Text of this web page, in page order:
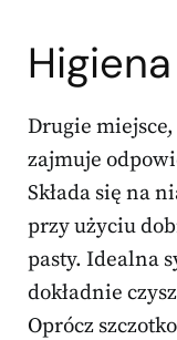
Drugie
zajmuje
Składa się na
przy użyciu
pasty. Idealna
dokładnie
Oprócz